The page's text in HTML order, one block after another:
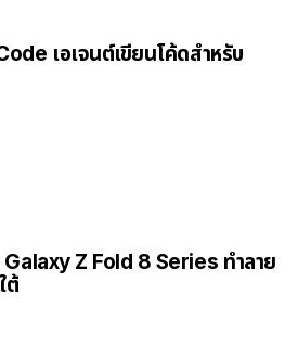
เอเจนต์เขียนโค้ดสำหรับ
Z Fold 8 Series ทำลาย
ต้